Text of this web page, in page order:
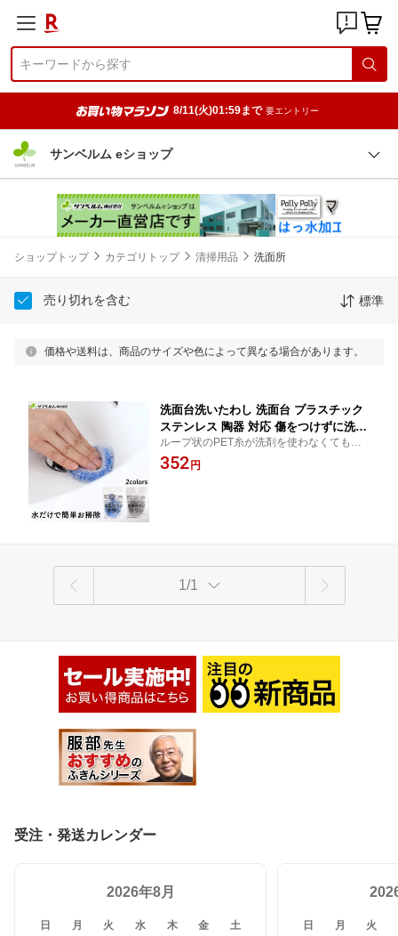
8/11(火)01:59まで 要エントリー
サンベルム eショップ
ショップトップ カテゴリトップ 清掃用品 洗面所
売り切れを含む 標準
価格や送料は、商品のサイズや色によって異なる場合があります。
洗面台洗いたわし 洗面台 プラスチック
ステンレス 陶器 対応 傷をつけずに洗え
る 小さい スポンジ ブルー／グレー
ループ状のPET糸が洗剤を使わなくても水
だけで汚れや水アカを落とします。 吊りひ
も付きで使い終わったら吊るして保管でき
352円
1/1
受注・発送カレンダー
2026年8月
日 月 火 水 木 金 土 日 月 火